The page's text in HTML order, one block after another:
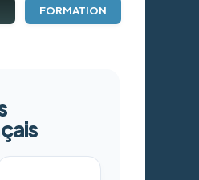
FORMATION